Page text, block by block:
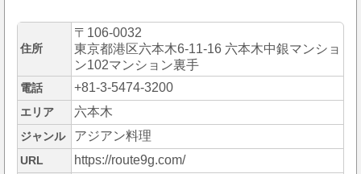
住所
〒106-0032
東京都港区六本木6-11-16 六本木中銀マンショ
ン102マンション裏手
電話 +81-3-5474-3200
エリア 六本木
ジャンル アジアン料理
URL https://route9g.com/